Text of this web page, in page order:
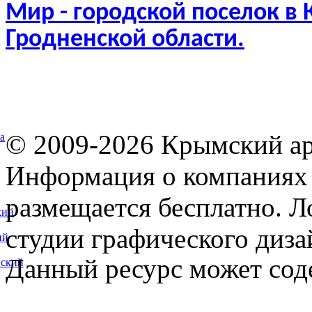
Мир - городской поселок в
Гродненской области.
© 2009-2026 Крымский
Информация о компаниях
размещается бесплатно.
студии графического
Данный ресурс может